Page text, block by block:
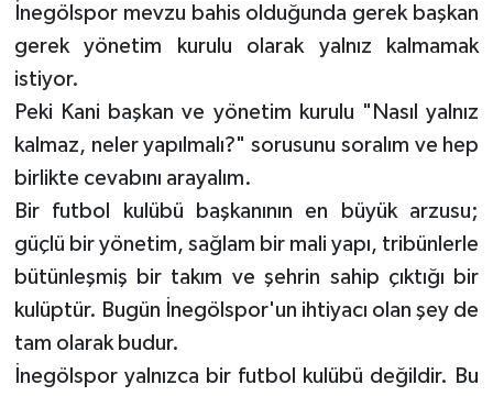
İnegölspor mevzu bahis olduğunda gerek başkan
gerek yönetim kurulu olarak yalnız kalmamak
istiyor.
Peki Kani başkan ve yönetim kurulu "Nasıl yalnız
kalmaz, neler yapılmalı?" sorusunu soralım ve hep
birlikte cevabını arayalım.
Bir futbol kulübü başkanının en büyük arzusu;
güçlü bir yönetim, sağlam bir mali yapı, tribünlerle
bütünleşmiş bir takım ve şehrin sahip çıktığı bir
kulüptür. Bugün İnegölspor'un ihtiyacı olan şey de
tam olarak budur.
İnegölspor yalnızca bir futbol kulübü değildir. Bu